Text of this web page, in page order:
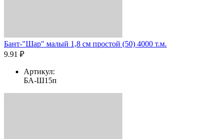
Бант-"Шар" малый 1,8 см простой (50) 4000 т.м.
9.91 ₽
Артикул:
БА-Ш15п